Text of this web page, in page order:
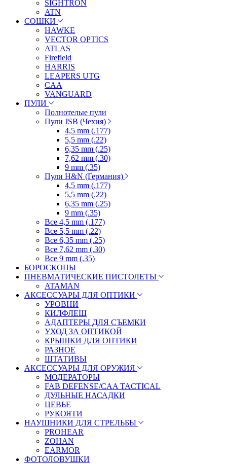
SIGHTRON
ATN
СОШКИ
HAWKE
VECTOR OPTICS
ATLAS
Firefield
HARRIS
LEAPERS UTG
CAA
VANGUARD
ПУЛИ
Полнотелые пули
Пули JSB (Чехия)
4,5 mm (.177)
5,5 mm (.22)
6,35 mm (.25)
7,62 mm (.30)
9 mm (.35)
Пули H&N (Германия)
4,5 mm (.177)
5,5 mm (.22)
6,35 mm (.25)
9 mm (.35)
Все 4,5 mm (.177)
Все 5,5 mm (.22)
Все 6,35 mm (.25)
Все 7,62 mm (.30)
Все 9 mm (.35)
БОРОСКОПЫ
ПНЕВМАТИЧЕСКИЕ ПИСТОЛЕТЫ
ATAMAN
АКСЕССУАРЫ ДЛЯ ОПТИКИ
УРОВНИ
КИЛФЛЕШ
АДАПТЕРЫ ДЛЯ СЪЕМКИ
УХОД ЗА ОПТИКОЙ
КРЫШКИ ДЛЯ ОПТИКИ
РАЗНОЕ
ШТАТИВЫ
АКСЕССУАРЫ ДЛЯ ОРУЖИЯ
МОДЕРАТОРЫ
FAB DEFENSE/CAA TACTICAL
ДУЛЬНЫЕ НАСАДКИ
ЦЕВЬЕ
РУКОЯТИ
НАУШНИКИ ДЛЯ СТРЕЛЬБЫ
PROHEAR
ZOHAN
EARMOR
ФОТОЛОВУШКИ